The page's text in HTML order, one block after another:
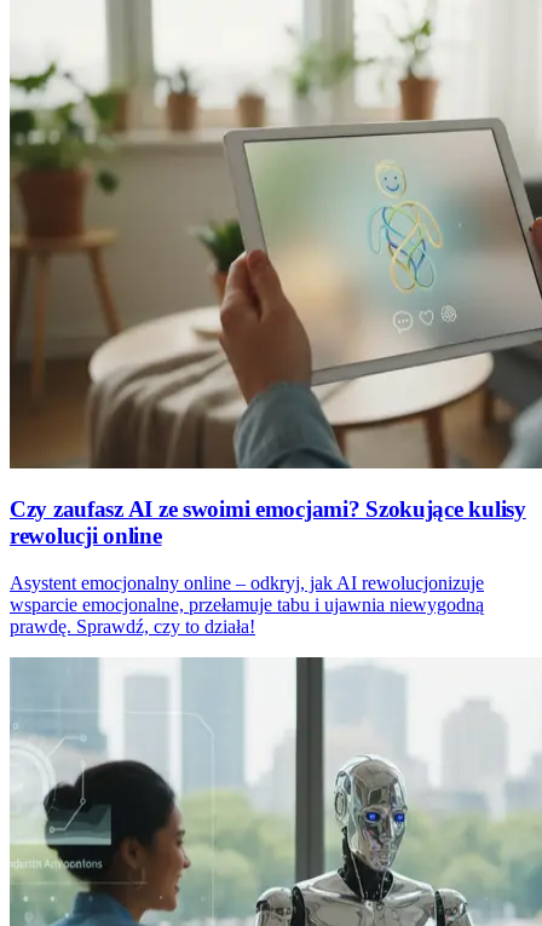
Czy zaufasz AI ze swoimi emocjami? Szokujące kulisy
rewolucji online
Asystent emocjonalny online – odkryj, jak AI rewolucjonizuje
wsparcie emocjonalne, przełamuje tabu i ujawnia niewygodną
prawdę. Sprawdź, czy to działa!